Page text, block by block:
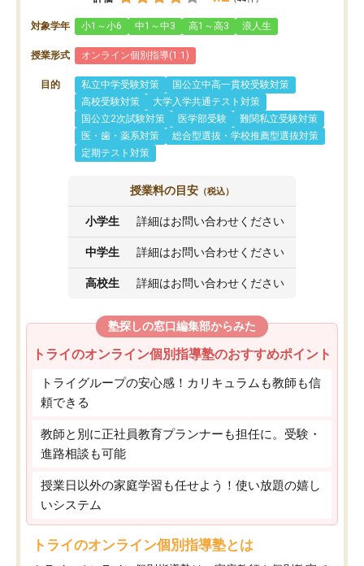
対象学年 小1～小6 中1～中3 高1～高3 浪人生
授業形式 オンライン個別指導(1:1)
目的 私立中学受験対策
国公立中高一貫校受験対策
高校受験対策
大学入学共通テスト対策
国公立2次試験対策
医学部受験
難関私立受験対策
医・歯・薬系対策
総合型選抜・学校推薦型選抜対策
定期テスト対策
授業料の目安 （税込）
小学生 詳細はお問い合わせください
中学生 詳細はお問い合わせください
高校生 詳細はお問い合わせください
塾探しの窓口編集部からみた
トライのオンライン個別指導塾のおすすめポイント
トライグループの安心感！カリキュラムも教師も信
頼できる
教師と別に正社員教育プランナーも担任に。受験・
進路相談も可能
授業日以外の家庭学習も任せよう！使い放題の嬉し
いシステム
トライのオンライン個別指導塾とは